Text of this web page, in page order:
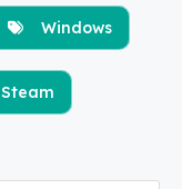
Windows
Steam